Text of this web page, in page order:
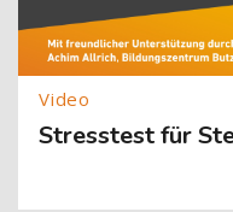
Stresstest für